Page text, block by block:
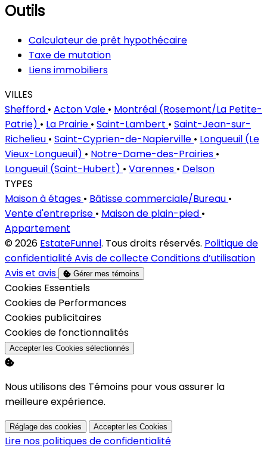
Outils
Calculateur de prêt hypothécaire
Taxe de mutation
Liens immobiliers
VILLES
Shefford • Acton Vale • Montréal (Rosemont/La Petite-
Patrie) • La Prairie • Saint-Lambert • Saint-Jean-sur-
Richelieu • Saint-Cyprien-de-Napierville • Longueuil (Le
Vieux-Longueuil) • Notre-Dame-des-Prairies •
Longueuil (Saint-Hubert) • Varennes • Delson
TYPES
Maison à étages • Bâtisse commerciale/Bureau •
Vente d'entreprise • Maison de plain-pied •
Appartement
© 2026 EstateFunnel. Tous droits réservés. Politique de
confidentialitéAvis de collecteConditions d’utilisation
Avis et avis
Gérer mes témoins
Activer
Cookies Essentiels
Activer
Cookies de Performances
Activer
Cookies publicitaires
Activer
Cookies de fonctionnalités
Accepter les Cookies sélectionnés
Nous utilisons des Témoins pour vous assurer la
meilleure expérience.
Réglage des cookies Accepter les Cookies
Lire nos politiques de confidentialité